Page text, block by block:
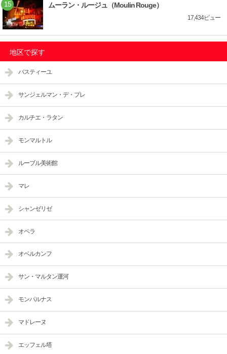
ムーラン・ルージュ（Moulin Rouge）
17,434ビュー
地区で探す
バスティーユ
サンジェルマン・デ・プレ
カルチエ・ラタン
モンマルトル
ルーブル美術館
マレ
シャンゼリゼ
オペラ
オベルカンフ
サン・マルタン運河
モンパルナス
マドレーヌ
エッフェル塔